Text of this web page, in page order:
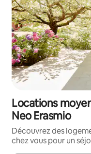
Locations
Neo Erasmio
Découvrez des
chez vous pour un